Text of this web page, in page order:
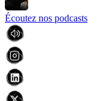
Écoutez nos podcasts